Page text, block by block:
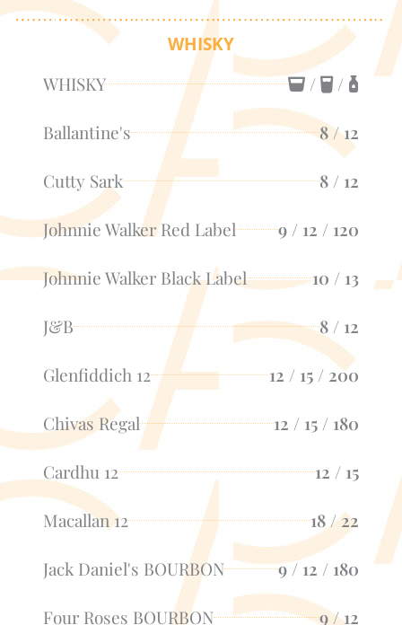
WHISKY
WHISKY / /
Ballantine's 8 / 12
Cutty Sark 8 / 12
Johnnie Walker Red Label 9 / 12 / 120
Johnnie Walker Black Label 10 / 13
J&B 8 / 12
Glenfiddich 12 12 / 15 / 200
Chivas Regal 12 / 15 / 180
Cardhu 12 12 / 15
Macallan 12 18 / 22
Jack Daniel's BOURBON 9 / 12 / 180
Four Roses BOURBON 9 / 12